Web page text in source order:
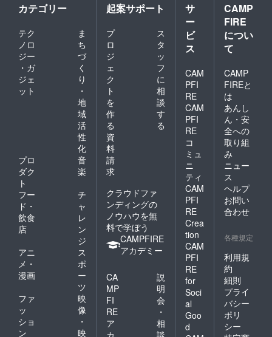
カテゴリー
テク
ノロ
ジー
・ガ
ジェ
ット
ま
ち
づ
く
り
・
地
域
活
性
化
プロ
ダク
ト
音
楽
フー
ド・
飲食
店
チ
ャ
レ
ン
ジ
アニ
メ・
漫画
ス
ポ
ー
ツ
ファ
ッ
ショ
ン
映
像
・
映
起案サポート
プ
ロ
ジ
ェ
ク
ト
を
作
る
ス
タ
ッ
フ
に
相
談
す
る
資
料
請
求
クラウドファ
ンディングの
ノウハウを無
料で学ぼう
CAMPFIRE
アカデミー
CA
MP
FI
RE
ア
カ
説
明
会
・
相
談
サ
ー
ビ
ス
CAM
PFI
RE
CAM
PFI
RE
コ
ミュ
ニ
ティ
CAM
PFI
RE
Crea
tion
CAM
PFI
RE
for
Soci
al
Goo
d
CAMP
FIRE
につい
て
CAMP
FIREと
は
あんし
ん・安
全への
取り組
み
ニュー
ス
ヘルプ
お問い
合わせ
各種規定
利用規
約
細則
プライ
バシー
ポリ
シー